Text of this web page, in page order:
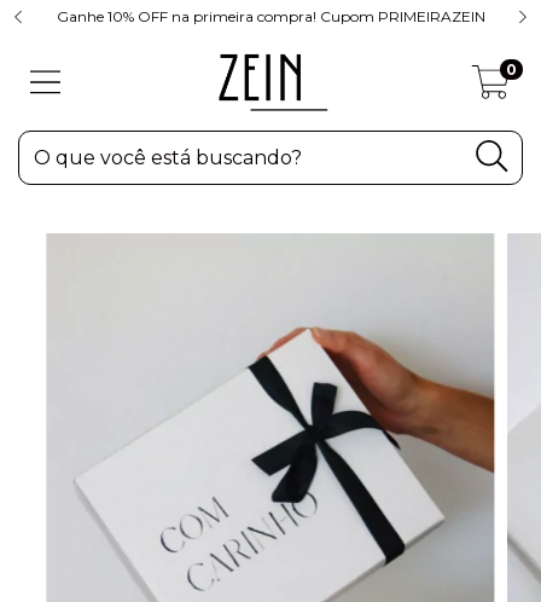
Ganhe 10% OFF na primeira compra! Cupom PRIMEIRAZEIN
0